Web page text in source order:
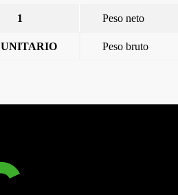
1 Peso neto
UNITARIO Peso bruto